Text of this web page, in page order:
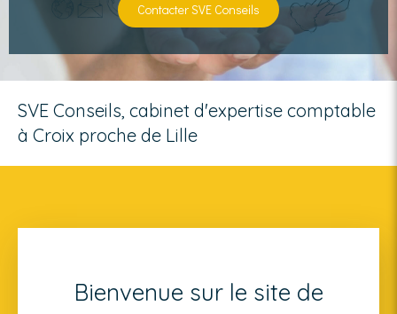
Contacter SVE Conseils
SVE Conseils, cabinet d'expertise comptable
à Croix proche de Lille
Bienvenue sur le site de